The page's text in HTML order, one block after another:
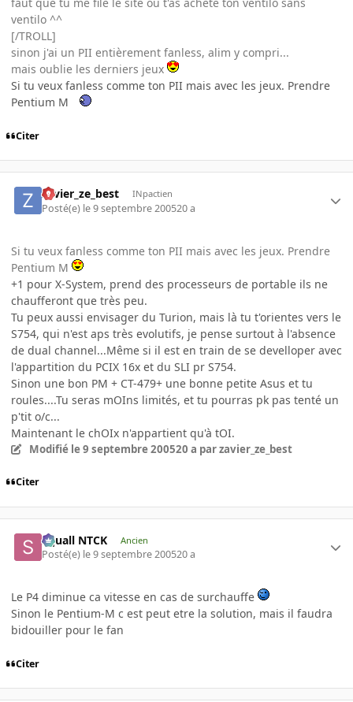
ventilo ^^
[/TROLL]
sinon j'ai un PII entièrement fanless, alim y compri...
mais oublie les derniers jeux
Si tu veux fanless comme ton PII mais avec les jeux. Prendre
Pentium M
Citer
zavier_ze_best INpactien
Posté(e) le 9 septembre 200520 a
Si tu veux fanless comme ton PII mais avec les jeux. Prendre
Pentium M
+1 pour X-System, prend des processeurs de portable ils ne
chaufferont que très peu.
Tu peux aussi envisager du Turion, mais là tu t'orientes vers le
S754, qui n'est aps très evolutifs, je pense surtout à l'absence
de dual channel...Même si il est en train de se develloper avec
l'appartition du PCIX 16x et du SLI pr S754.
Sinon une bon PM + CT-479+ une bonne petite Asus et tu
roules....Tu seras mOIns limités, et tu pourras pk pas tenté un
p'tit o/c...
Maintenant le chOIx n'appartient qu'à tOI.
Modifié le 9 septembre 200520 a par zavier_ze_best
Citer
Squall NTCK Ancien
Posté(e) le 9 septembre 200520 a
Le P4 diminue ca vitesse en cas de surchauffe
Sinon le Pentium-M c est peut etre la solution, mais il faudra
bidouiller pour le fan
Citer